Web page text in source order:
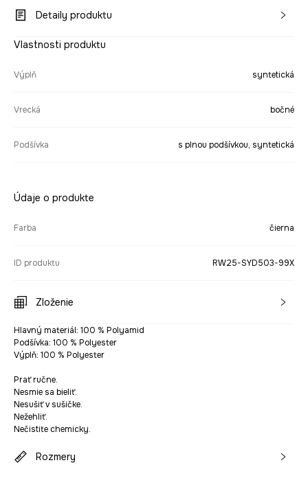
Detaily produktu
Vlastnosti produktu
Výplň syntetická
Vrecká bočné
Podšívka s plnou podšívkou, syntetická
Údaje o produkte
Farba čierna
ID produktu RW25-SYD503-99X
Zloženie
Hlavný materiál: 100 % Polyamid
Podšívka: 100 % Polyester
Výplň: 100 % Polyester
Prať ručne.
Nesmie sa bieliť.
Nesušiť v sušičke.
Nežehliť.
Nečistite chemicky.
Rozmery